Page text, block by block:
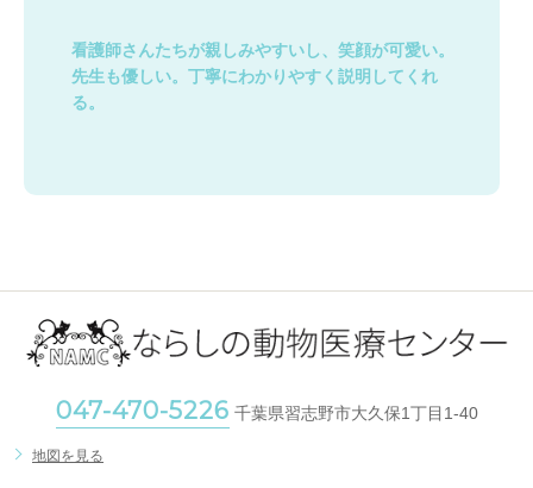
看護師さんたちが親しみやすいし、笑顔が可愛い。
先生も優しい。丁寧にわかりやすく説明してくれ
る。
047-470-5226 千葉県習志野市大久保1丁目1-40
地図を見る